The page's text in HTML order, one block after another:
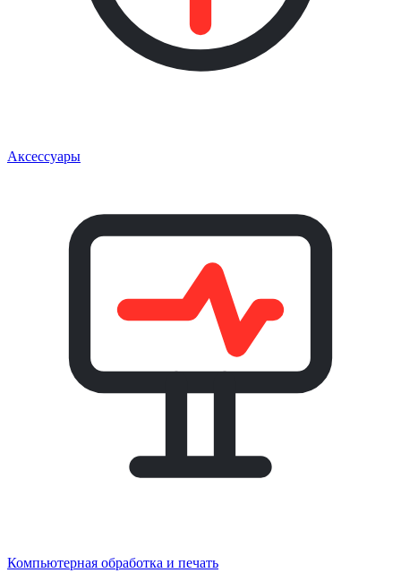
Аксессуары
Компьютерная обработка и печать